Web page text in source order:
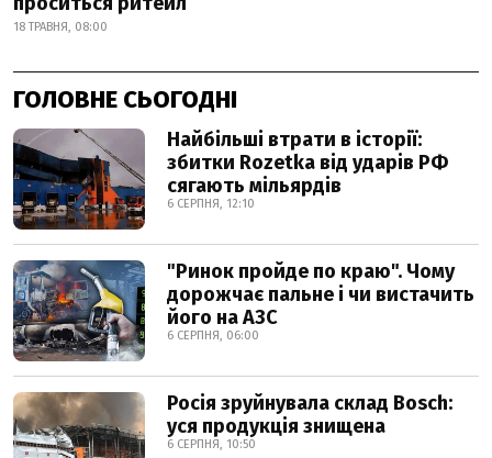
18 ТРАВНЯ, 08:00
ГОЛОВНЕ СЬОГОДНІ
Найбільші втрати в історії:
збитки Rozetka від ударів РФ
сягають мільярдів
6 СЕРПНЯ, 12:10
"Ринок пройде по краю". Чому
дорожчає пальне і чи вистачить
його на АЗС
6 СЕРПНЯ, 06:00
Росія зруйнувала склад Bosch:
уся продукція знищена
6 СЕРПНЯ, 10:50